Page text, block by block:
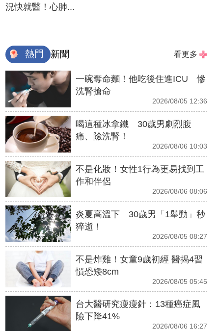
況快就醫！心肺...
熱門 新聞 看更多
一碗奪命麵！他吃後住進ICU 慘
洗腎搶命
2026/08/05 12:36
喝這種冰拿鐵 30歲男劇烈腹
痛、險洗腎！
2026/08/06 10:03
不是化妝！女性1行為更易找到工
作和伴侶
2026/08/06 08:06
炎夏高溫下 30歲男「1舉動」秒
猝逝！
2026/08/05 08:27
不是炸雞！女童9歲初經 醫揭4習
慣恐矮8cm
2026/08/05 05:45
台大醫研究瘦瘦針：13種癌症風
險下降41%
2026/08/06 16:27